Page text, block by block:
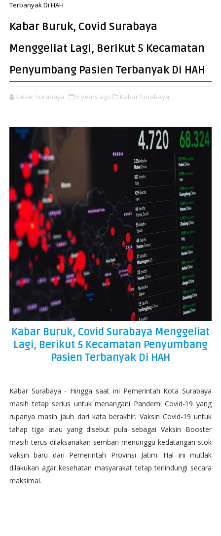
Terbanyak Di HAH
Kabar Buruk, Covid Surabaya
Menggeliat Lagi, Berikut 5 Kecamatan
Penyumbang Pasien Terbanyak Di HAH
Kabar Surabaya 5 years ago Kabar Surabaya,
Kabar Buruk, Covid Surabaya Menggeliat
Lagi, Berikut 5 Kecamatan Penyumbang
Pasien Terbanyak Di HAH
Kabar Surabaya - Hingga saat ini Pemerintah Kota Surabaya
masih tetap serius untuk menangani Pandemi Covid-19 yang
rupanya masih jauh dari kata berakhir. Vaksin Covid-19 untuk
tahap tiga atau yang disebut pula sebagai Vaksin Booster
masih terus dilaksanakan sembari menunggu kedatangan stok
vaksin baru dari Pemerintah Provinsi Jatim. Hal ini mutlak
dilakukan agar kesehatan masyarakat tetap terlindungi secara
maksimal.